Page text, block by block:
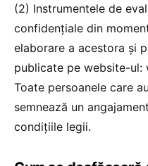
(2) Instrumentele de
confidențiale din
elaborare a acestora și
publicate pe website-ul:
Toate persoanele care
semnează un
condițiile legii.